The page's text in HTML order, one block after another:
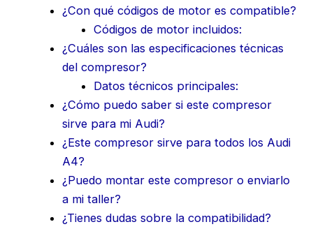
¿Con qué códigos de motor es compatible?
Códigos de motor incluidos:
¿Cuáles son las especificaciones técnicas
del compresor?
Datos técnicos principales:
¿Cómo puedo saber si este compresor
sirve para mi Audi?
¿Este compresor sirve para todos los Audi
A4?
¿Puedo montar este compresor o enviarlo
a mi taller?
¿Tienes dudas sobre la compatibilidad?